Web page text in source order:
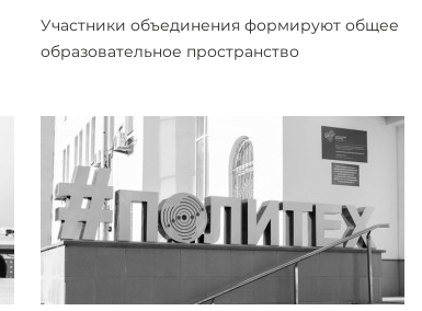
Участники объединения формируют общее
образовательное пространство